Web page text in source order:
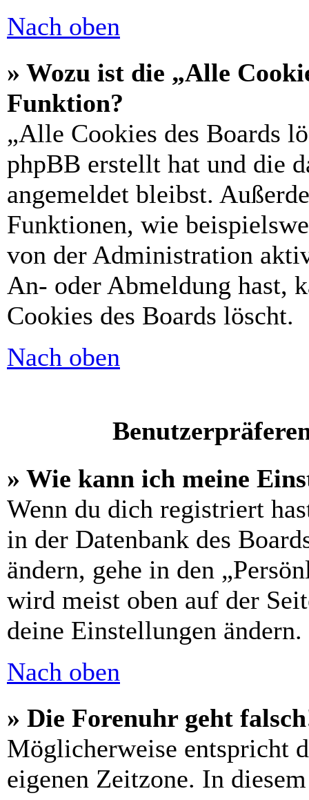
Nach oben
» Wozu ist die „Alle
Funktion?
„Alle Cookies des Boards
phpBB erstellt hat und die
angemeldet bleibst.
Funktionen, wie
von der Administration
An- oder Abmeldung hast,
Cookies des Boards löscht.
Nach oben
» Wie kann ich meine
Wenn du dich registriert
in der Datenbank des
ändern, gehe in den
wird meist oben auf der
deine Einstellungen ändern.
Nach oben
» Die Forenuhr geht
Möglicherweise entspricht
eigenen Zeitzone. In